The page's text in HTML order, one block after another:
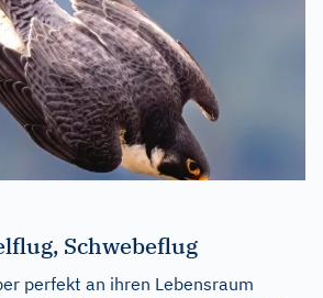
Schwebeflug
perfekt an ihren Lebensraum